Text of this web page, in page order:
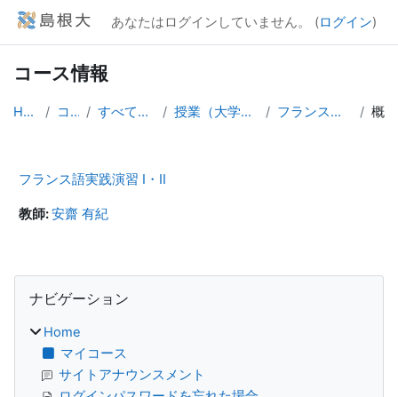
メインコンテンツへスキップする
あなたはログインしていません。 (ログイン)
コース情報
Home コース すべてのコース 授業（大学院生向け） フランス語実践演習 概要
フランス語実践演習 I・II
教師:安齋 有紀
ブロック
ナビゲーション
Home
マイコース
サイトアナウンスメント